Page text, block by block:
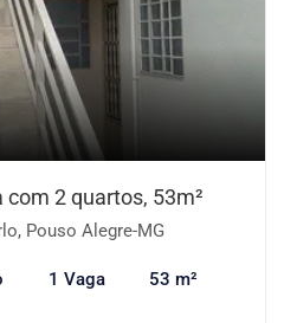
2 quartos, 53m²
Pouso Alegre-MG
1 Vaga 53 m²